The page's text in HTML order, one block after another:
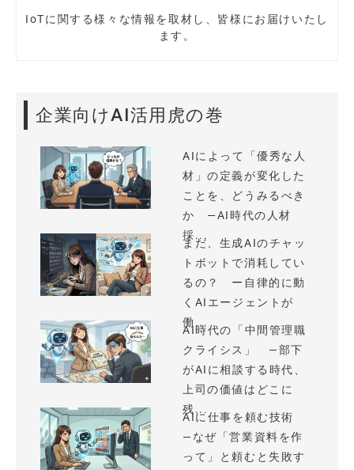
IoTに関する様々な情報を取材し、皆様にお届けいたし
ます。
企業向けAI活用虎の巻
AIによって「優秀な人
材」の定義が変化した
ことを、どうみるべき
か —AI時代の人材
採...
まだ、生成AIのチャッ
トボットで消耗してい
るの？ ー自律的に動
くAIエージェントが
働...
AI時代の「中間管理職
クライシス」 —部下
がAIに相談する時代、
上司の価値はどこに
残...
AIに仕事を頼む技術
—なぜ「営業資料を作
って」と頼むと失敗す